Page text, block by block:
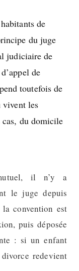
de
du juge
judiciaire de
de
toutefois de
les
cas, du domicile
il n’y a
le juge depuis
convention est
puis déposée
: si un enfant
redevient